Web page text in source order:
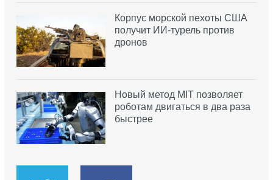
Корпус морской пехоты США
получит ИИ-турель против
дронов
Новый метод MIT позволяет
роботам двигаться в два раза
быстрее